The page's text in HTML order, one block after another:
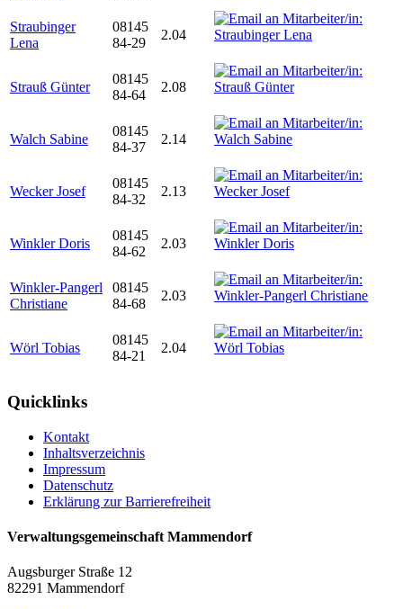
Straubinger
Lena
08145
84-29
2.04
Strauß Günter
08145
84-64
2.08
Walch Sabine
08145
84-37
2.14
Wecker Josef
08145
84-32
2.13
Winkler Doris
08145
84-62
2.03
Winkler-Pangerl
Christiane
08145
84-68
2.03
Wörl Tobias
08145
84-21
2.04
Quicklinks
Kontakt
Inhaltsverzeichnis
Impressum
Datenschutz
Erklärung zur Barrierefreiheit
Verwaltungsgemeinschaft Mammendorf
Augsburger Straße 12
82291 Mammendorf